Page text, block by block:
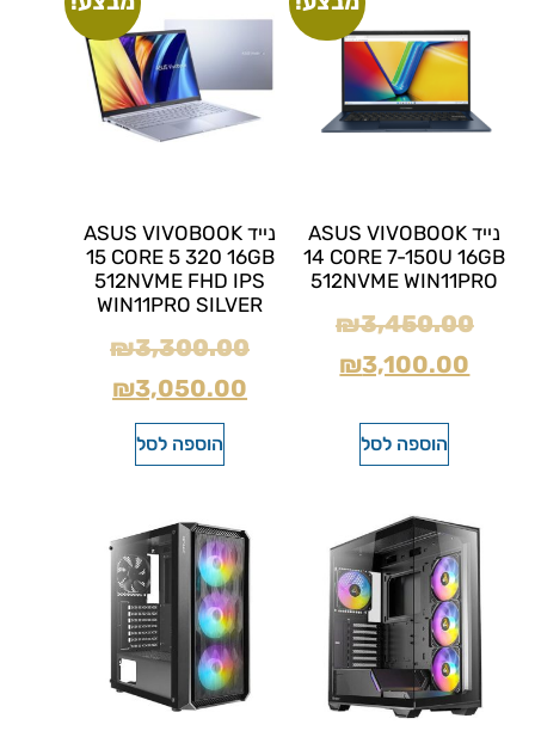
נייד ASUS VIVOBOOK
14 CORE 7-150U 16GB
512NVME WIN11PRO
₪3,450.00
₪3,100.00
הוספה לסל
נייד ASUS VIVOBOOK
15 CORE 5 320 16GB
512NVME FHD IPS
WIN11PRO SILVER
₪3,300.00
₪3,050.00
הוספה לסל